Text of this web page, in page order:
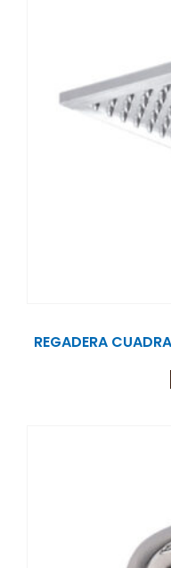
REGADERA